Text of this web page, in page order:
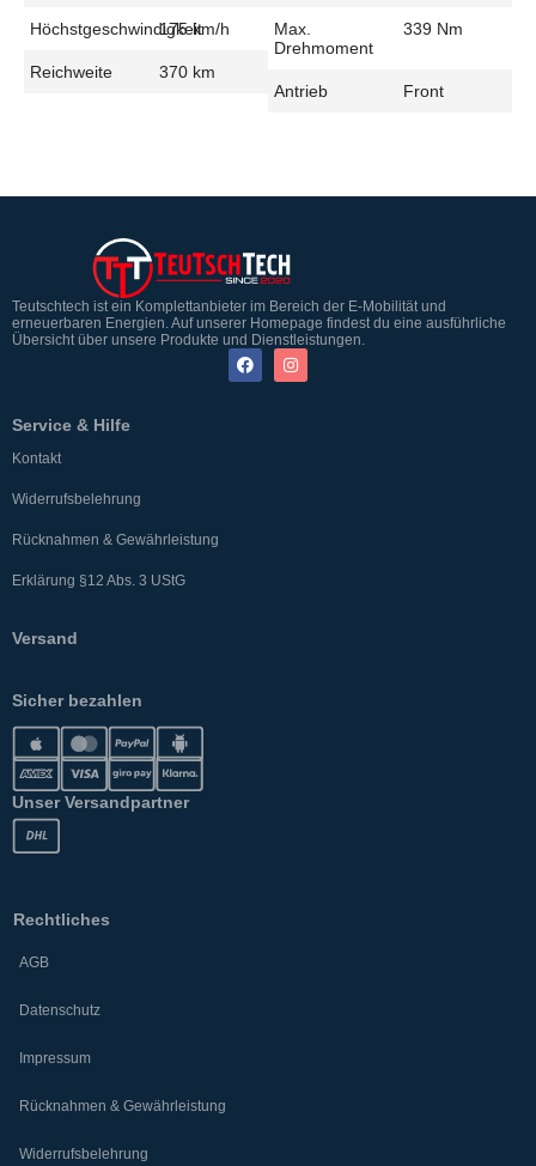
Höchstgeschwindigkeit
175 km/h
Reichweite 370 km
Max.
Drehmoment
339 Nm
Antrieb Front
Teutschtech ist ein Komplettanbieter im Bereich der E-Mobilität und
erneuerbaren Energien. Auf unserer Homepage findest du eine ausführliche
Übersicht über unsere Produkte und Dienstleistungen.
Service & Hilfe
Kontakt
Widerrufsbelehrung
Rücknahmen & Gewährleistung
Erklärung §12 Abs. 3 UStG
Versand
Sicher bezahlen
Unser Versandpartner
Rechtliches
AGB
Datenschutz
Impressum
Rücknahmen & Gewährleistung
Widerrufsbelehrung